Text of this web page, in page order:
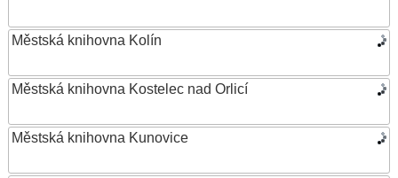
Městská knihovna Kolín
Městská knihovna Kostelec nad Orlicí
Městská knihovna Kunovice